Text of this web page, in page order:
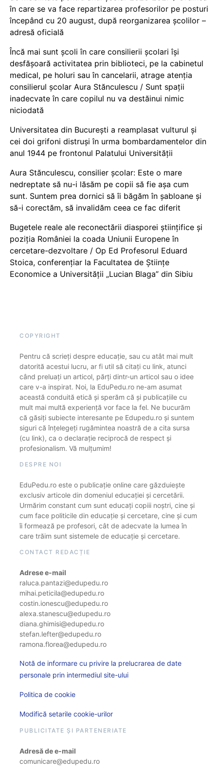
în care se va face repartizarea profesorilor pe posturi
începând cu 20 august, după reorganizarea școlilor –
adresă oficială
Încă mai sunt școli în care consilierii școlari își
desfășoară activitatea prin biblioteci, pe la cabinetul
medical, pe holuri sau în cancelarii, atrage atenția
consilierul școlar Aura Stănculescu / Sunt spații
inadecvate în care copilul nu va destăinui nimic
niciodată
Universitatea din București a reamplasat vulturul și
cei doi grifoni distruși în urma bombardamentelor din
anul 1944 pe frontonul Palatului Universității
Aura Stănculescu, consilier școlar: Este o mare
nedreptate să nu-i lăsăm pe copii să fie așa cum
sunt. Suntem prea dornici să îi băgăm în șabloane și
să-i corectăm, să invalidăm ceea ce fac diferit
Bugetele reale ale reconectării diasporei științifice și
poziția României la coada Uniunii Europene în
cercetare-dezvoltare / Op Ed Profesorul Eduard
Stoica, conferențiar la Facultatea de Științe
Economice a Universității „Lucian Blaga” din Sibiu
COPYRIGHT
Pentru că scrieți despre educație, sau cu atât mai mult
datorită acestui lucru, ar fi util să citați cu link, atunci
când preluați un articol, părți dintr-un articol sau o idee
care v-a inspirat. Noi, la EduPedu.ro ne-am asumat
această conduită etică și sperăm că și publicațiile cu
mult mai multă experiență vor face la fel. Ne bucurăm
că găsiți subiecte interesante pe Edupedu.ro și suntem
siguri că înțelegeți rugămintea noastră de a cita sursa
(cu link), ca o declarație reciprocă de respect și
profesionalism. Vă mulțumim!
DESPRE NOI
EduPedu.ro este o publicație online care găzduiește
exclusiv articole din domeniul educației și cercetării.
Urmărim constant cum sunt educați copiii noștri, cine și
cum face politicile din educație și cercetare, cine și cum
îi formează pe profesori, cât de adecvate la lumea în
care trăim sunt sistemele de educație și cercetare.
CONTACT REDACȚIE
Adrese e-mail
raluca.pantazi@edupedu.ro
mihai.peticila@edupedu.ro
costin.ionescu@edupedu.ro
alexa.stanescu@edupedu.ro
diana.ghimisi@edupedu.ro
stefan.lefter@edupedu.ro
ramona.florea@edupedu.ro
Notă de informare cu privire la prelucrarea de date
personale prin intermediul site-ului
Politica de cookie
Modifică setarile cookie-urilor
PUBLICITATE ȘI PARTENERIATE
Adresă de e-mail
comunicare@edupedu.ro